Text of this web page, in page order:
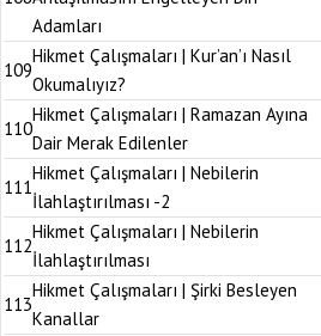
Adamları
109
Hikmet Çalışmaları | Kur’an’ı Nasıl
Okumalıyız?
110
Hikmet Çalışmaları | Ramazan Ayına
Dair Merak Edilenler
111
Hikmet Çalışmaları | Nebilerin
İlahlaştırılması -2
112
Hikmet Çalışmaları | Nebilerin
İlahlaştırılması
113
Hikmet Çalışmaları | Şirki Besleyen
Kanallar